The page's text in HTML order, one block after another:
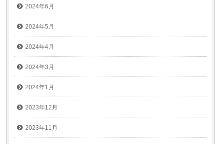
2024年6月
2024年5月
2024年4月
2024年3月
2024年1月
2023年12月
2023年11月